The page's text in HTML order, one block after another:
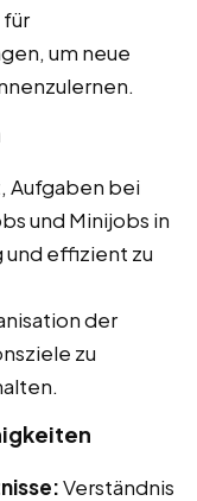
um neue
Aufgaben bei
und Minijobs in
effizient zu
der
zu
Verständnis